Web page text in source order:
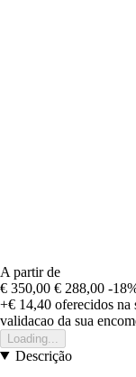
A partir de
€ 350,00 € 288,00 -
+€ 14,40 oferecidos na
validacao da sua
Loading...
Descrição